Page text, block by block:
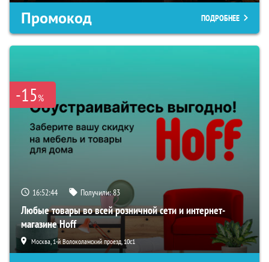
Промокод ПОДРОБНЕЕ
-15%
16:52:43 Получили:83
Любые товары во всей розничной сети и интернет-
магазине Hoff
Москва, 1-й Волоколамский проезд, 10с1